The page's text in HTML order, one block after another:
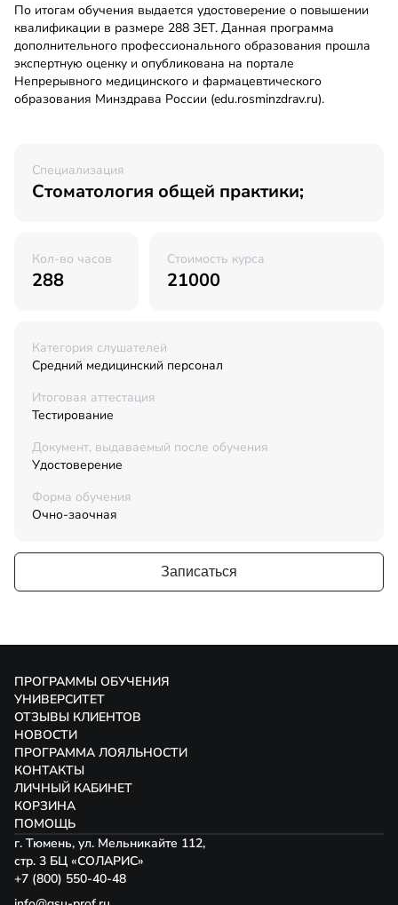
По итогам обучения выдается удостоверение о повышении
квалификации в размере 288 ЗЕТ. Данная программа
дополнительного профессионального образования прошла
экспертную оценку и опубликована на портале
Непрерывного медицинского и фармацевтического
образования Минздрава России (edu.rosminzdrav.ru).
Специализация
Стоматология общей практики;
Кол-во часов
288
Стоимость курса
21000
Категория слушателей
Средний медицинский персонал
Итоговая аттестация
Тестирование
Документ, выдаваемый после обучения
Удостоверение
Форма обучения
Очно-заочная
Записаться
ПРОГРАММЫ ОБУЧЕНИЯ
УНИВЕРСИТЕТ
ОТЗЫВЫ КЛИЕНТОВ
НОВОСТИ
ПРОГРАММА ЛОЯЛЬНОСТИ
КОНТАКТЫ
ЛИЧНЫЙ КАБИНЕТ
КОРЗИНА
ПОМОЩЬ
г. Тюмень, ул. Мельникайте 112,
стр. 3 БЦ «СОЛАРИС»
+7 (800) 550-40-48